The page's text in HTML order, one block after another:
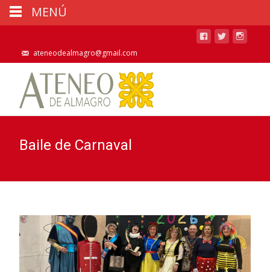
ateneodealmagro@gmail.com
Baile de Carnaval
MENÚ